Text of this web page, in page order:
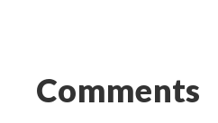
Comments